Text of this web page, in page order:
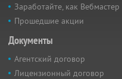
Заработайте, как Вебмастер
Прошедшие акции
Документы
Агентский договор
Лицензионный договор